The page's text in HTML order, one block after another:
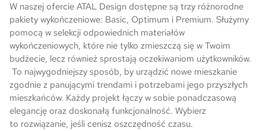
W naszej ofercie ATAL Design dostępne są trzy różnorodne
pakiety wykończeniowe: Basic, Optimum i Premium. Służymy
pomocą w selekcji odpowiednich materiałów
wykończeniowych, które nie tylko zmieszczą się w Twoim
budżecie, lecz również sprostają oczekiwaniom użytkowników.
To najwygodniejszy sposób, by urządzić nowe mieszkanie
zgodnie z panującymi trendami i potrzebami jego przyszłych
mieszkańców. Każdy projekt łączy w sobie ponadczasową
elegancję oraz doskonałą funkcjonalność. Wybierz
to rozwiązanie, jeśli cenisz oszczędność czasu.